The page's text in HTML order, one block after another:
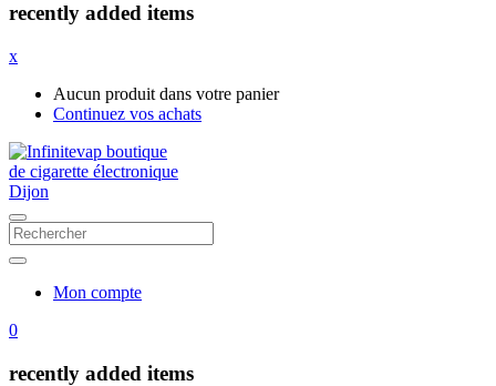
recently added items
x
Aucun produit dans votre panier
Continuez vos achats
Mon compte
0
recently added items